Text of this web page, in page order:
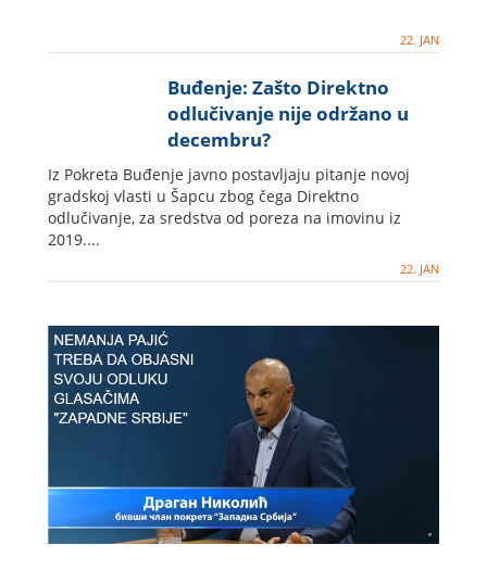
22. JAN
Buđenje: Zašto Direktno
odlučivanje nije održano u
decembru?
Iz Pokreta Buđenje javno postavljaju pitanje novoj
gradskoj vlasti u Šapcu zbog čega Direktno
odlučivanje, za sredstva od poreza na imovinu iz
2019....
22. JAN